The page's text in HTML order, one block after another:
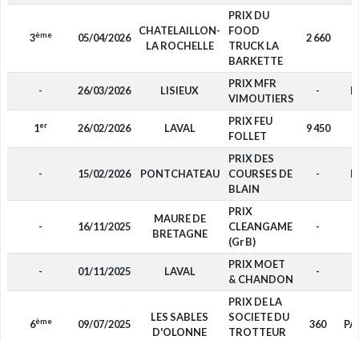
3ème 05/04/2026
CHATELAILLON-
LA ROCHELLE
PRIX DU
FOOD
TRUCK LA
BARKETTE
2 660
- 26/03/2026 LISIEUX
PRIX MFR
VIMOUTIERS
-
1er 26/02/2026 LAVAL
PRIX FEU
FOLLET
9 450
- 15/02/2026 PONTCHATEAU
PRIX DES
COURSES DE
BLAIN
-
- 16/11/2025
MAURE DE
BRETAGNE
PRIX
CLEANGAME
(Gr B)
-
- 01/11/2025 LAVAL
PRIX MOET
& CHANDON
-
6ème 09/07/2025
LES SABLES
D'OLONNE
PRIX DE LA
SOCIETE DU
TROTTEUR
360